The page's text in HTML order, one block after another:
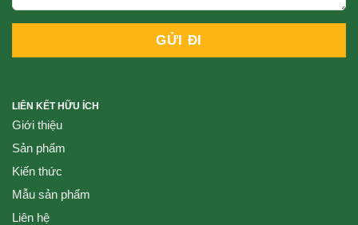
LIÊN KẾT HỮU ÍCH
Giới thiệu
Sản phẩm
Kiến thức
Mẫu sản phẩm
Liên hệ